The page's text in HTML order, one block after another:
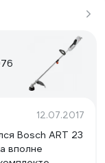
12.07.2017
Bosch ART 23
вполне